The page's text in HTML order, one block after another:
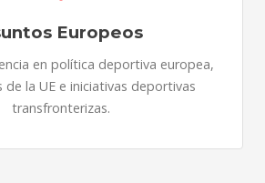
Europeos
en política deportiva europea,
de la UE e iniciativas deportivas
transfronterizas.